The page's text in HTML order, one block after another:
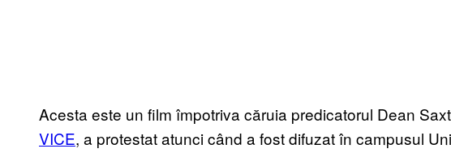
Acesta este un film împotriva căruia predicatorul Dean
VICE, a protestat atunci când a fost difuzat în campusul